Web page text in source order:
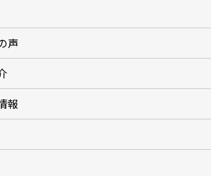
ャンペーン情報
ャンペーン
(17)
ムリフォーム by K・DogSpa
＆A
ビス
いること
制
応える提案力
声
価 (2)
報
の健康コラム（全9回） (10)
いのお役立ち情報（全10回） (11)